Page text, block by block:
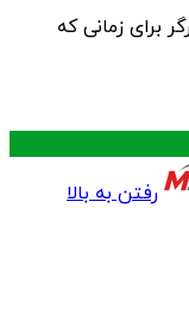
برای زمانی که
رفتن به بالا